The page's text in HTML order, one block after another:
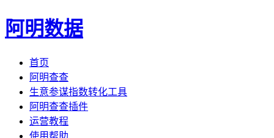
阿明数据
首页
阿明查查
生意参谋指数转化工具
阿明查查插件
运营教程
使用帮助